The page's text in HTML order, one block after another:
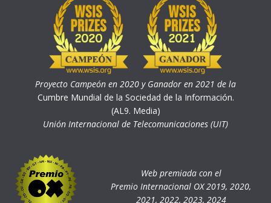
Proyecto Campeón en 2020 y Ganador en 2021 de la
Cumbre Mundial de la Sociedad de la Información.
(AL9. Media)
Unión Internacional de Telecomunicaciones (UIT)
Web premiada con el
Premio Internacional OX 2019, 2020,
2021, 2022, 2023, 2024